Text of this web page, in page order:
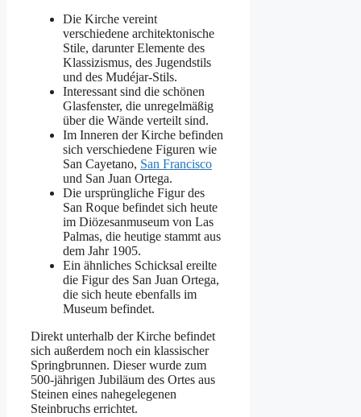
Die Kirche vereint
verschiedene architektonische
Stile, darunter Elemente des
Klassizismus, des Jugendstils
und des Mudéjar-Stils.
Interessant sind die schönen
Glasfenster, die unregelmäßig
über die Wände verteilt sind.
Im Inneren der Kirche befinden
sich verschiedene Figuren wie
San Cayetano, San Francisco
und San Juan Ortega.
Die ursprüngliche Figur des
San Roque befindet sich heute
im Diözesanmuseum von Las
Palmas, die heutige stammt aus
dem Jahr 1905.
Ein ähnliches Schicksal ereilte
die Figur des San Juan Ortega,
die sich heute ebenfalls im
Museum befindet.
Direkt unterhalb der Kirche befindet
sich außerdem noch ein klassischer
Springbrunnen. Dieser wurde zum
500-jährigen Jubiläum des Ortes aus
Steinen eines nahegelegenen
Steinbruchs errichtet.